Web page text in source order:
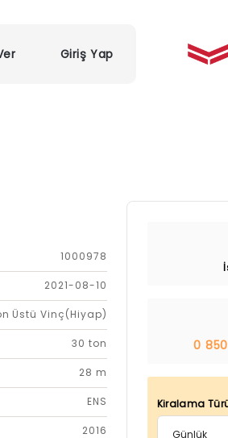
Giriş Yap
1000978
2021-08-10
Üstü Vinç(Hiyap)
30 ton
28 m
ENS
2016
0
Kiralama